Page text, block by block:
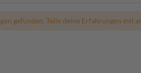
gefunden. Teile deine Erfahrungen mit